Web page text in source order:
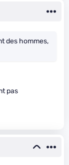
des hommes,
pas